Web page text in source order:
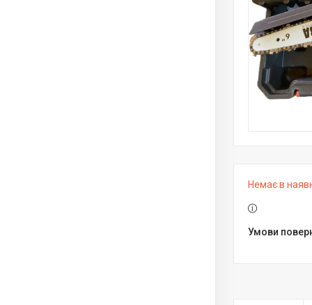
Немає в